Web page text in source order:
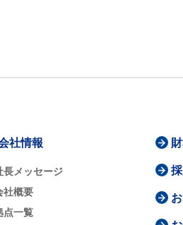
社情報
長メッセージ
社概要
点一覧